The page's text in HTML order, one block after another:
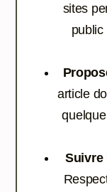
sites
article
Suivre